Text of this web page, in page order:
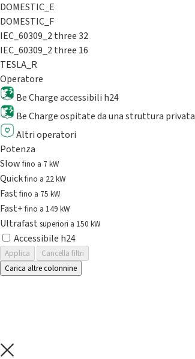
DOMESTIC_E
DOMESTIC_F
IEC_60309_2 three 32
IEC_60309_2 three 16
TESLA_R
Operatore
Be Charge accessibili h24
Be Charge ospitate da una struttura privata
Altri operatori
Potenza
Slowfino a 7 kW
Quickfino a 22 kW
Fastfino a 75 kW
Fast+fino a 149 kW
Ultrafast superiori a 150 kW
Accessibile h24
Applica
Cancella filtri
Carica altre colonnine